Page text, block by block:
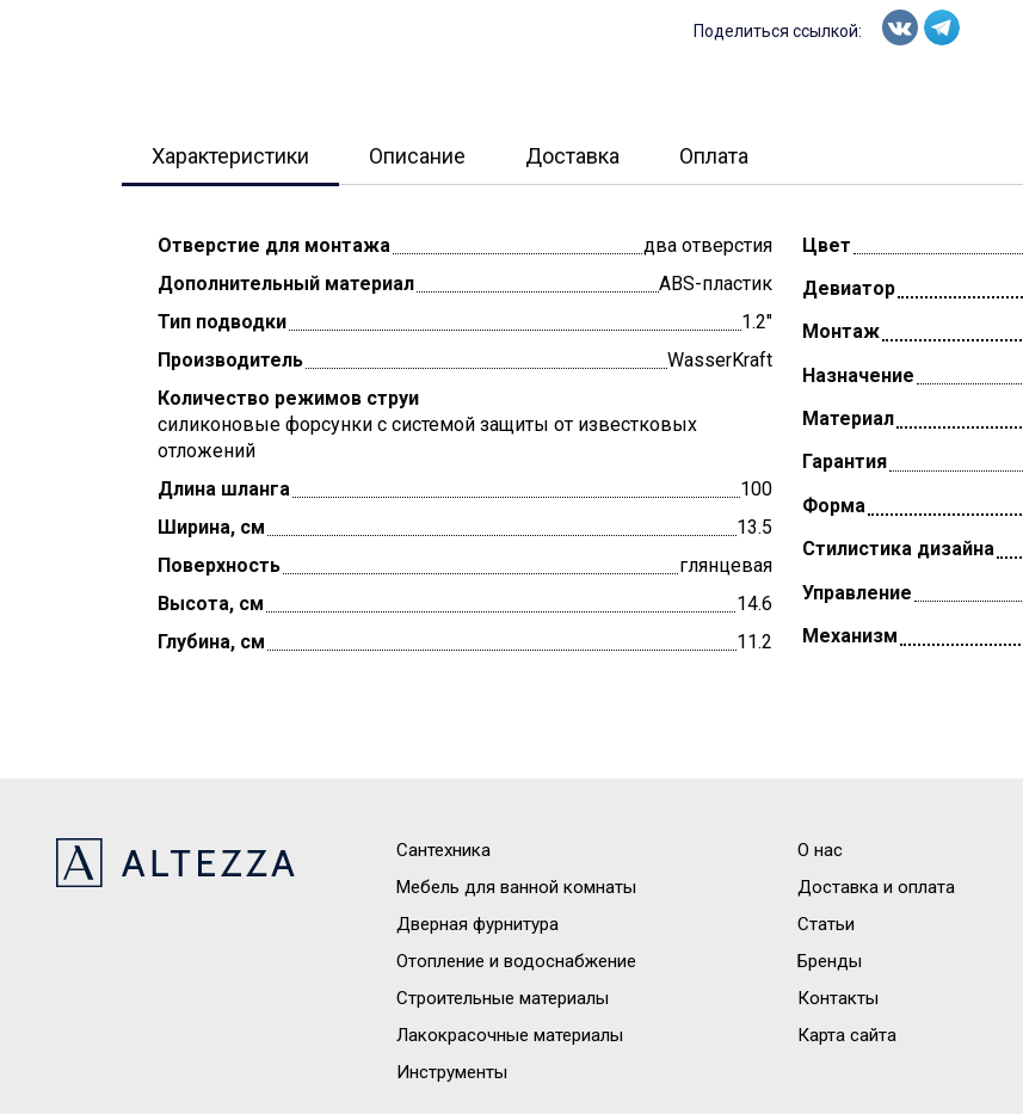
Поделиться ссылкой:
Характеристики Описание Доставка Оплата
Отверстие для монтажа
два отверстия
Дополнительный материал
ABS-пластик
Тип подводки
1.2"
Производитель
WasserKraft
Количество режимов струи
силиконовые форсунки с системой защиты от известковых
отложений
Длина шланга
100
Ширина, см
13.5
Поверхность
глянцевая
Высота, см
14.6
Глубина, см
11.2
Цвет
Девиатор
Монтаж
Назначение
Материал
Гарантия
Форма
Стилистика дизайна
Управление
Механизм
Сантехника
Мебель для ванной комнаты
Дверная фурнитура
Отопление и водоснабжение
Строительные материалы
Лакокрасочные материалы
Инструменты
О нас
Доставка и оплата
Статьи
Бренды
Контакты
Карта сайта